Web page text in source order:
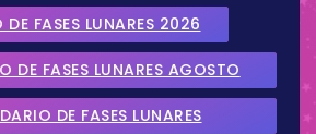
DE FASES LUNARES 2026
DE FASES LUNARES AGOSTO
2026
DE FASES LUNARES